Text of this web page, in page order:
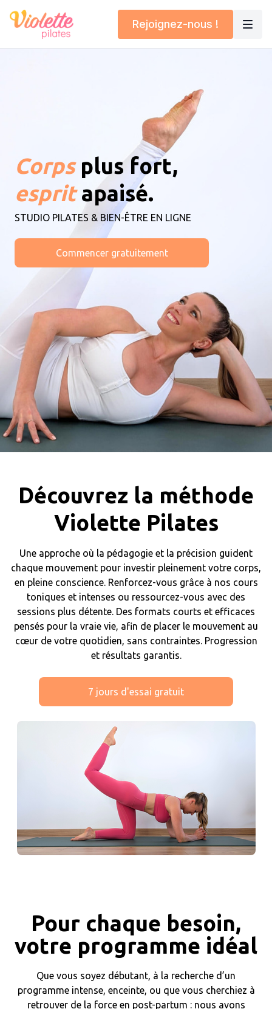
Rejoignez-nous !
Corps plus fort,
esprit apaisé.
STUDIO PILATES & BIEN-ÊTRE EN LIGNE
Commencer gratuitement
Découvrez la méthode
Violette Pilates
Une approche où la pédagogie et la précision guident
chaque mouvement pour investir pleinement votre corps,
en pleine conscience. Renforcez-vous grâce à nos cours
toniques et intenses ou ressourcez-vous avec des
sessions plus détente. Des formats courts et efficaces
pensés pour la vraie vie, afin de placer le mouvement au
cœur de votre quotidien, sans contraintes. Progression
et résultats garantis.
7 jours d'essai gratuit
Pour chaque besoin,
votre programme idéal
Que vous soyez débutant, à la recherche d’un
programme intense, enceinte, ou que vous cherchiez à
retrouver de la force en post-partum : nous avons